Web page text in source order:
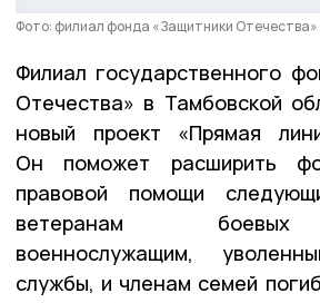
Фото: филиал фонда «Защитники
Филиал государственного
Отечества» в Тамбовской
новый проект «Прямая
Он поможет расширить
правовой помощи
ветеранам боевых
военнослужащим,
службы, и членам семей